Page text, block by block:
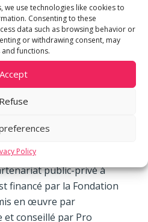
use technologies like cookies to
Consenting to these
data such as browsing behavior or
or withdrawing consent, may
functions.
Accept
Refuse
Policy
aux hôtes, les étudiants
particulières
repris dans la convention
un cadre précis et souple
l’étudiant offre 3 à 5 h de
à son hôte 100
de dédommagement pour
public-privé à
financé par la Fondation
en œuvre par
et conseillé par Pro